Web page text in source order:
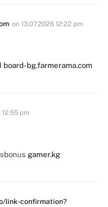
on 13.07.2026 12:22 pm
board-bg.farmerama.com
12:55 pm
gamer.kg
link-confirmation?